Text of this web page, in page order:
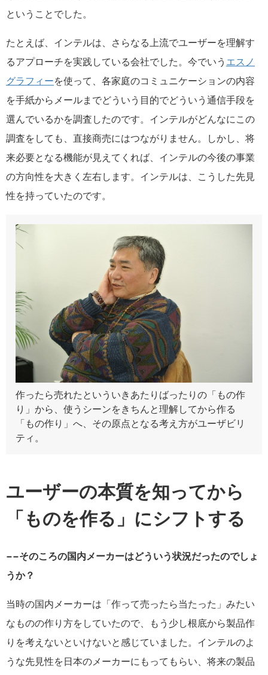
ということでした。
たとえば、インテルは、さらなる上流でユーザーを理解す
るアプローチを実践している会社でした。今でいう エスノ
グラフィーを使って、各家庭のコミュニケーションの内容
を手紙からメールまでどういう目的でどういう通信手段を
選んでいるかを調査したのです。インテルがどんなにこの
調査をしても、直接商売にはつながりません。しかし、将
来必要となる機能が見えてくれば、インテルの今後の事業
の方向性を大きく左右します。インテルは、こうした先見
性を持っていたのです。
作ったら売れたといういきあたりばったりの「もの作
り」から、使うシーンをきちんと理解してから作る
「もの作り」へ、その原点となる考え方がユーザビリ
ティ。
ユーザーの本質を知ってから
「ものを作る」にシフトする
−−そのころの国内メーカーはどういう状況だったのでしょ
うか？
当時の国内メーカーは「作って売ったら当たった」みたい
なものの作り方をしていたので、もう少し根底から製品作
りを考えないといけないと感じていました。インテルのよ
うな先見性を日本のメーカーにもってもらい、将来の製品